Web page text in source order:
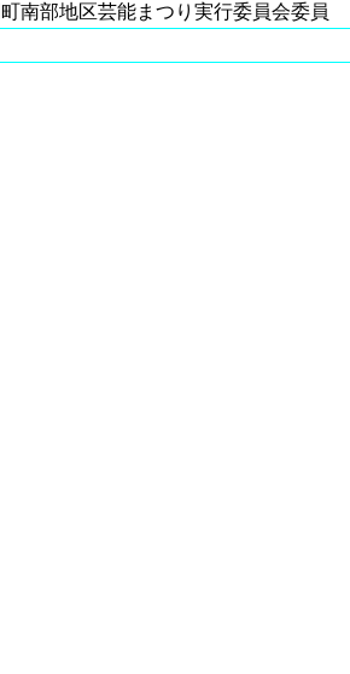
町南部地区芸能まつり実
知